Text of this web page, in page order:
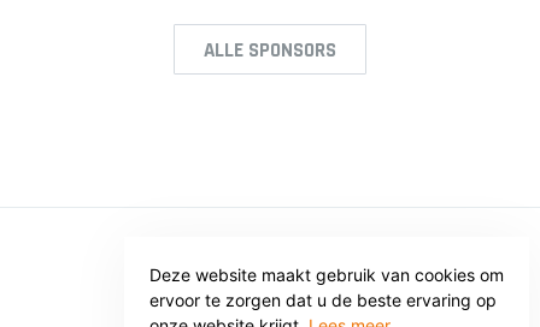
Deze website maakt gebruik van cookies om
ervoor te zorgen dat u de beste ervaring op
ALLE SPONSORS
© SV VOORWAARTS TWELLO
Privacy
Voorwaarden